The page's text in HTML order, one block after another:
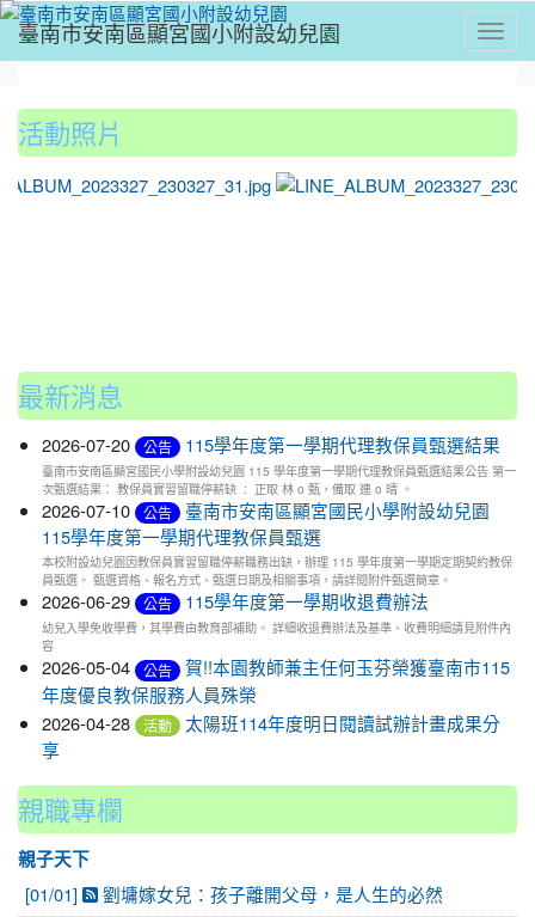
⏸
臺南市安南區顯宮國小附設幼兒園
活動照片
photo-51
最新消息
2026-07-20 公告 115學年度第一學期代理教保員甄選結果
臺南市安南區顯宮國民小學附設幼兒園 115 學年度第一學期代理教保員甄選結果公告 第一
次甄選結果： 教保員實習留職停薪缺 : 正取 林 o 甄，備取 連 o 晴 。
2026-07-10 公告
臺南市安南區顯宮國民小學附設幼兒園
115學年度第一學期代理教保員甄選
本校附設幼兒園因教保員實習留職停薪職務出缺，辦理 115 學年度第一學期定期契約教保
員甄選。 甄選資格、報名方式、甄選日期及相關事項，請詳閱附件甄選簡章。
2026-06-29 公告 115學年度第一學期收退費辦法
幼兒入學免收學費，其學費由教育部補助。 詳細收退費辦法及基準、收費明細請見附件內
容
2026-05-04 公告
賀!!本園教師兼主任何玉芬榮獲臺南市115
年度優良教保服務人員殊榮
2026-04-28
活動
太陽班114年度明日閱讀試辦計畫成果分
享
親職專欄
親子天下
[01/01]
劉墉嫁女兒：孩子離開父母，是人生的必然